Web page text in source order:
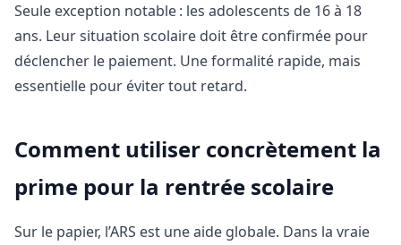
Seule exception notable : les adolescents de 16 à 18
ans. Leur situation scolaire doit être confirmée pour
déclencher le paiement. Une formalité rapide, mais
essentielle pour éviter tout retard.
Comment utiliser concrètement la
prime pour la rentrée scolaire
Sur le papier, l’ARS est une aide globale. Dans la vraie